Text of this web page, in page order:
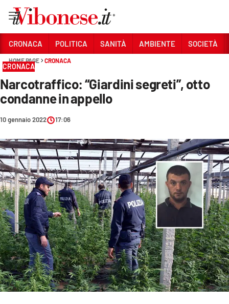
Sezioni
CRONACA
POLITICA
SANITÀ
AMBIENTE
SOCIETÀ
CULTURA
ECONOMIA E LAVORO
EVENTI
SPORT
Streaming
CRONACA POLITICA SANITÀ AMBIENTE SOCIETÀ
HOME PAGE CRONACA
CRONACA
Narcotraffico: “Giardini segreti”, otto
condanne in appello
10 gennaio 2022 17:06